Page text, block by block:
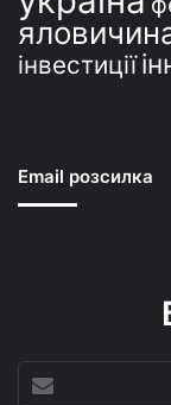
інвестиції
Email розсилка
свій